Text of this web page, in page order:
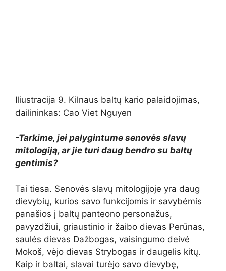
Iliustracija 9. Kilnaus baltų kario palaidojimas,
dailininkas: Cao Viet Nguyen
-Tarkime, jei palygintume senovės slavų
mitologiją, ar jie turi daug bendro su baltų
gentimis?
Tai tiesa. Senovės slavų mitologijoje yra daug
dievybių, kurios savo funkcijomis ir savybėmis
panašios į baltų panteono personažus,
pavyzdžiui, griaustinio ir žaibo dievas Perūnas,
saulės dievas Dažbogas, vaisingumo deivė
Mokoš, vėjo dievas Strybogas ir daugelis kitų.
Kaip ir baltai, slavai turėjo savo dievybę,